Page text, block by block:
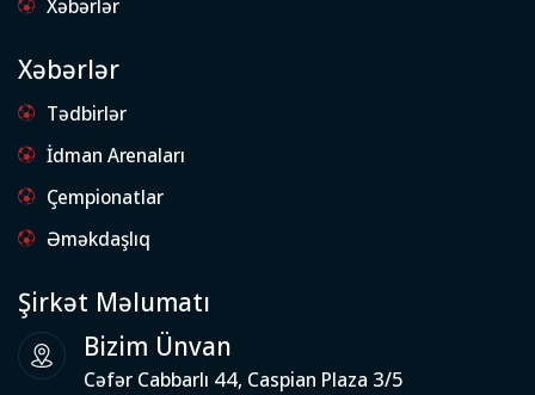
Xəbərlər
Xəbərlər
Tədbirlər
İdman Arenaları
Çempionatlar
Əməkdaşlıq
Şirkət Məlumatı
Bizim Ünvan
Cəfər Cabbarlı 44, Caspian Plaza 3/5